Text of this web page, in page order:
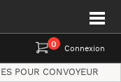
Connexion
0
POUR CONVOYEUR